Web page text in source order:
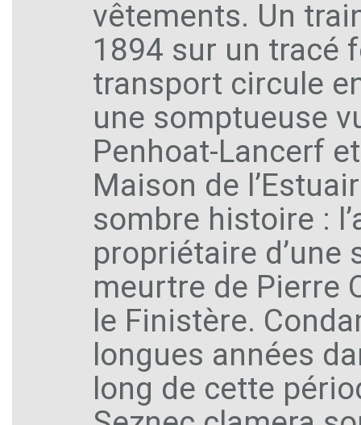
vêtements. Un
1894 sur un tracé
transport circule
une somptueuse
Penhoat-Lancerf
Maison de
sombre histoire :
propriétaire d’une
meurtre de Pierre
le Finistère.
longues années
long de cette